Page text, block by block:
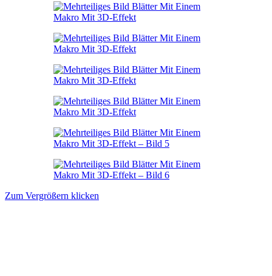
Zum Vergrößern klicken